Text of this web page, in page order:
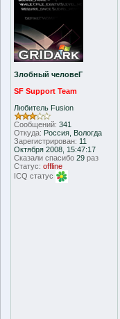
Злобный человеГ
SF Support Team
Любитель Fusion
Сообщений: 341
Откуда: Россия, Вологда
Зарегистрирован: 11
Октября 2008, 15:47:17
Сказали спасибо 29 раз
Статус: offline
ICQ статус